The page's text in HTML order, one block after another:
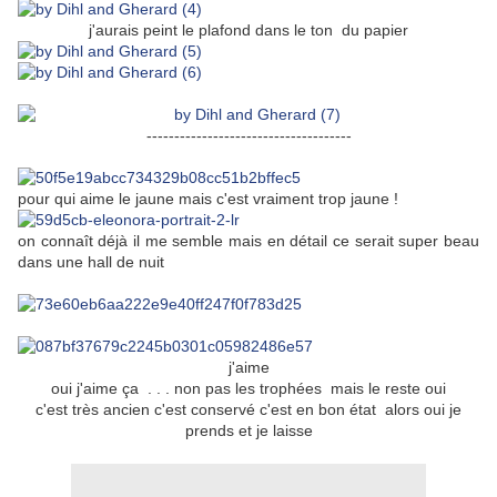
j'aurais peint le plafond dans le ton du papier
-------------------------------------
pour qui aime le jaune mais c'est vraiment trop jaune !
on connaît déjà il me semble mais en détail ce serait super beau
dans une hall de nuit
j'aime
oui j'aime ça . . . non pas les trophées mais le reste oui
c'est très ancien c'est conservé c'est en bon état alors oui je
prends et je laisse